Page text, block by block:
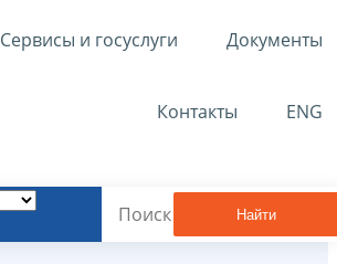
Сервисы и госуслуги Документы
Контакты ENG
Найти